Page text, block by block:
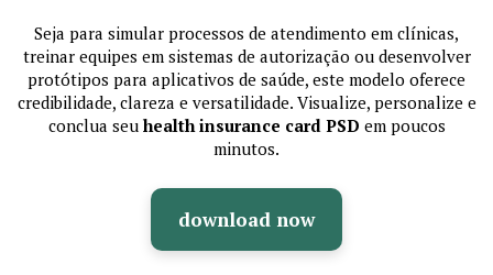
Seja para simular processos de atendimento em clínicas,
treinar equipes em sistemas de autorização ou desenvolver
protótipos para aplicativos de saúde, este modelo oferece
credibilidade, clareza e versatilidade. Visualize, personalize e
conclua seu health insurance card PSD em poucos
minutos.
download now